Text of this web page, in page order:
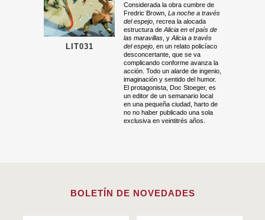
LIT031
Considerada la obra cumbre de
Fredric Brown, La noche a través
del espejo , recrea la alocada
estructura de Alicia en el país de
las maravillas , y Alicia a través
del espejo , en un relato policíaco
desconcertante, que se va
complicando conforme avanza la
acción. Todo un alarde de ingenio,
imaginación y sentido del humor.
El protagonista, Doc Stoeger, es
un editor de un semanario local
en una pequeña ciudad, harto de
no no haber publicado una sola
exclusiva en veintitrés años.
BOLETÍN DE NOVEDADES